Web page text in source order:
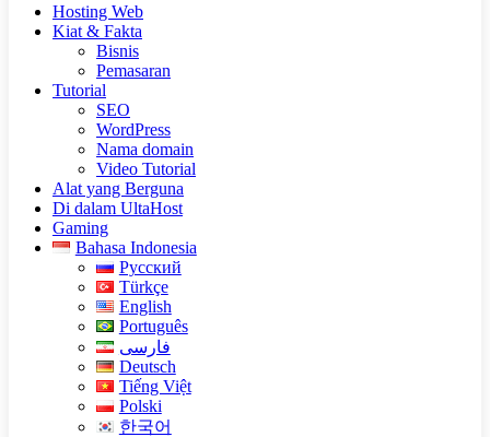
Hosting Web
Kiat & Fakta
Bisnis
Pemasaran
Tutorial
SEO
WordPress
Nama domain
Video Tutorial
Alat yang Berguna
Di dalam UltaHost
Gaming
Bahasa Indonesia
Русский
Türkçe
English
Português
فارسی
Deutsch
Tiếng Việt
Polski
한국어